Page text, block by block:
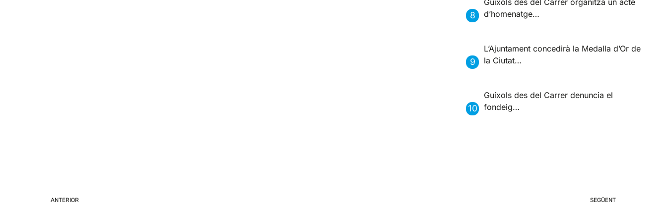
Guíxols des del Carrer organitza un acte
d’homenatge…
L’Ajuntament concedirà la Medalla d’Or de
la Ciutat…
Guíxols des del Carrer denuncia el
fondeig…
ANTERIOR SEGÜENT